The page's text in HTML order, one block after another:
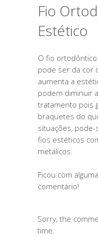
Fio
Estético
O fio
pode ser da cor
aumenta a
podem diminuir
tratamento pois
braquetes do
situações,
fios estéticos
metálicos.
Ficou com
comentário!
Sorry, the
time.